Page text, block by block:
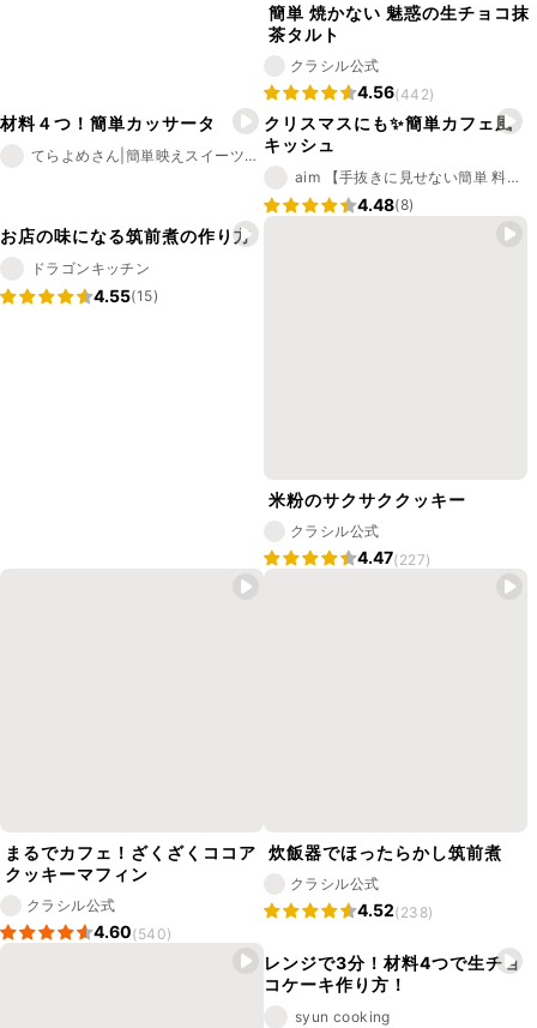
簡単 焼かない 魅惑の生チョコ抹
茶タルト
クラシル公式
4.56(442)
材料４つ！簡単カッサータ
てらよめさん|簡単映えスイーツレシピ
クリスマスにも✨簡単カフェ風
キッシュ
aim 【手抜きに見せない簡単 料理 レシピ】
4.48(8)
お店の味になる筑前煮の作り方
ドラゴンキッチン
4.55(15)
米粉のサクサククッキー
クラシル公式
4.47(227)
まるでカフェ！ざくざくココア
クッキーマフィン
クラシル公式
4.60(540)
炊飯器でほったらかし筑前煮
クラシル公式
4.52(238)
レンジで3分！材料4つで生チョ
コケーキ作り方！
syun cooking